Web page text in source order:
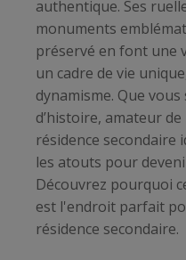
authentique. Ses
monuments
préservé en font une
un cadre de vie
dynamisme. Que
d’histoire, amateur
résidence secondaire
les atouts pour
Découvrez pourquoi
est l'endroit parfait
résidence secondaire.